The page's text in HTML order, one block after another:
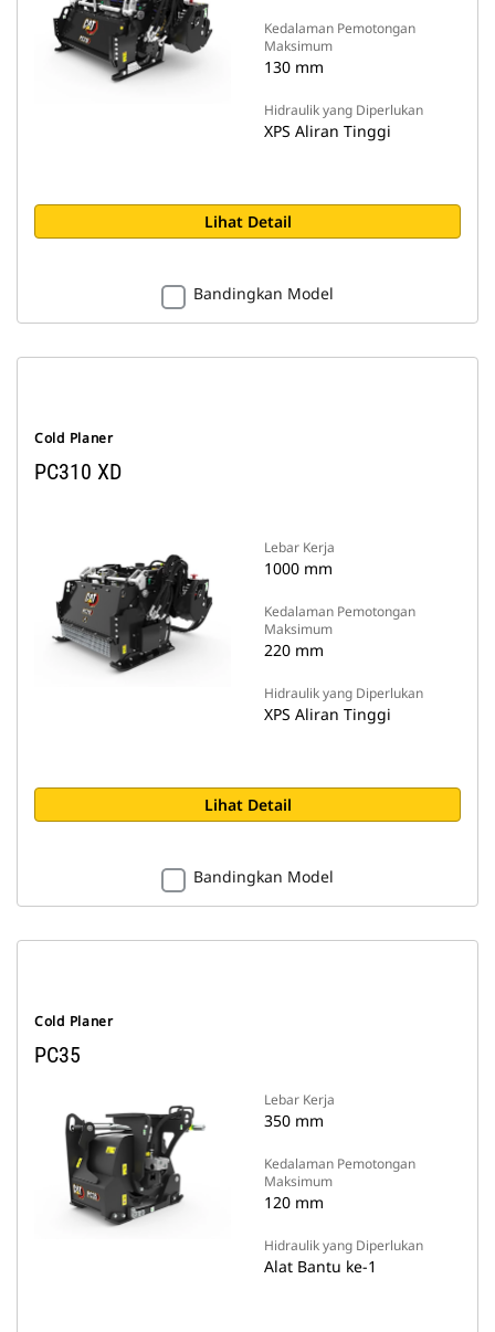
Kedalaman Pemotongan
Maksimum
130 mm
Hidraulik yang Diperlukan
XPS Aliran Tinggi
Lihat Detail
Bandingkan Model
Cold Planer
PC310 XD
Lebar Kerja
1000 mm
Kedalaman Pemotongan
Maksimum
220 mm
Hidraulik yang Diperlukan
XPS Aliran Tinggi
Lihat Detail
Bandingkan Model
Cold Planer
PC35
Lebar Kerja
350 mm
Kedalaman Pemotongan
Maksimum
120 mm
Hidraulik yang Diperlukan
Alat Bantu ke-1